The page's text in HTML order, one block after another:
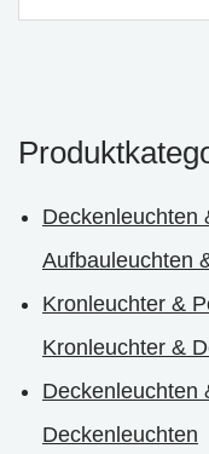
Deckenleuchten
Aufbauleuchten
Kronleuchter &
Kronleuchter &
Deckenleuchten
Deckenleuchten